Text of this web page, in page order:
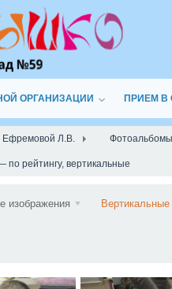
ОРГАНИЗАЦИИ ПРИЕМ В
Ефремовой Л.В. Фотоальбомы
по рейтингу, вертикальные
изображения Вертикальные